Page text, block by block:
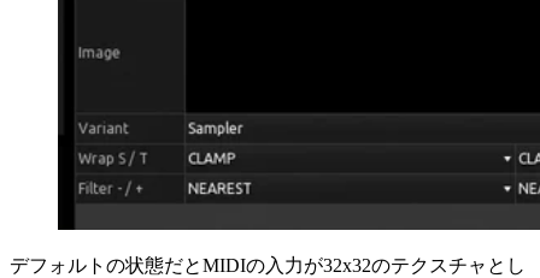
デフォルトの状態だとMIDIの入力が32x32のテクスチャとし